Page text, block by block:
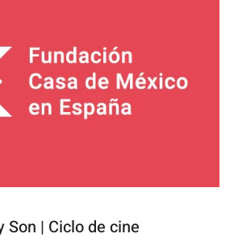
Son | Ciclo de cine